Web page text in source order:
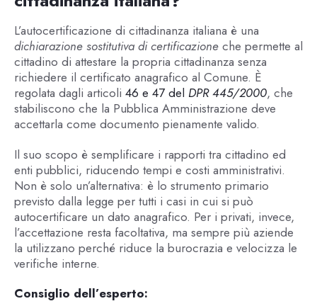
L’autocertificazione di cittadinanza italiana è una
dichiarazione sostitutiva di certificazioneche permette al
cittadino di attestare la propria cittadinanza senza
richiedere il certificato anagrafico al Comune. È
regolata dagli articoli 46 e 47 del DPR 445/2000, che
stabiliscono che la Pubblica Amministrazione deve
accettarla come documento pienamente valido.
Il suo scopo è semplificare i rapporti tra cittadino ed
enti pubblici, riducendo tempi e costi amministrativi.
Non è solo un’alternativa: è lo strumento primario
previsto dalla legge per tutti i casi in cui si può
autocertificare un dato anagrafico. Per i privati, invece,
l’accettazione resta facoltativa, ma sempre più aziende
la utilizzano perché riduce la burocrazia e velocizza le
verifiche interne.
Consiglio dell’esperto: